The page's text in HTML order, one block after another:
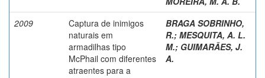
2009
Captura de inimigos
naturais em
armadilhas tipo
McPhail com diferentes
atraentes para a
BRAGA SOBRINHO,
R.; MESQUITA, A. L.
M.; GUIMARÃES, J.
A.